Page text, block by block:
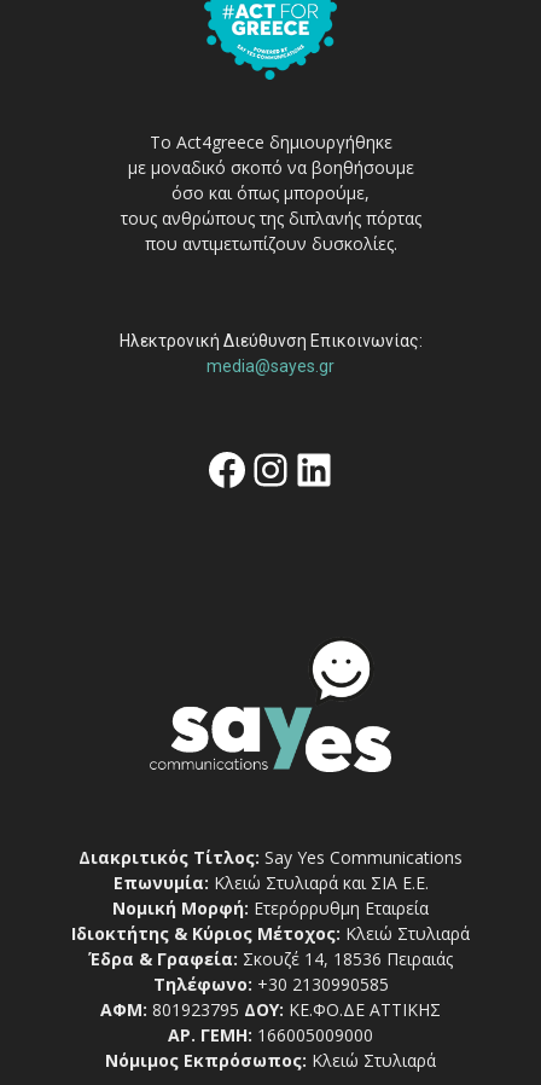
Το Act4greece δημιουργήθηκε
με μοναδικό σκοπό να βοηθήσουμε
όσο και όπως μπορούμε,
τους ανθρώπους της διπλανής πόρτας
που αντιμετωπίζουν δυσκολίες.
Ηλεκτρονική Διεύθυνση Επικοινωνίας:
media@sayes.gr
Facebook
Instagram
Linkedin
Διακριτικός Τίτλος: Say Yes Communications
Επωνυμία: Κλειώ Στυλιαρά και ΣΙΑ Ε.Ε.
Νομική Μορφή: Ετερόρρυθμη Εταιρεία
Ιδιοκτήτης & Κύριος Μέτοχος: Κλειώ Στυλιαρά
Έδρα & Γραφεία: Σκουζέ 14, 18536 Πειραιάς
Τηλέφωνο: +30 2130990585
ΑΦΜ: 801923795 ΔΟΥ: ΚΕ.ΦΟ.ΔΕ ΑΤΤΙΚΗΣ
ΑΡ. ΓΕΜΗ: 166005009000
Νόμιμος Εκπρόσωπος: Κλειώ Στυλιαρά